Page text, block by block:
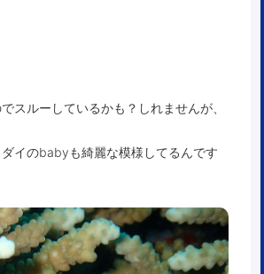
スルーしているかも？しれませんが、
イのbabyも綺麗な模様してるんです